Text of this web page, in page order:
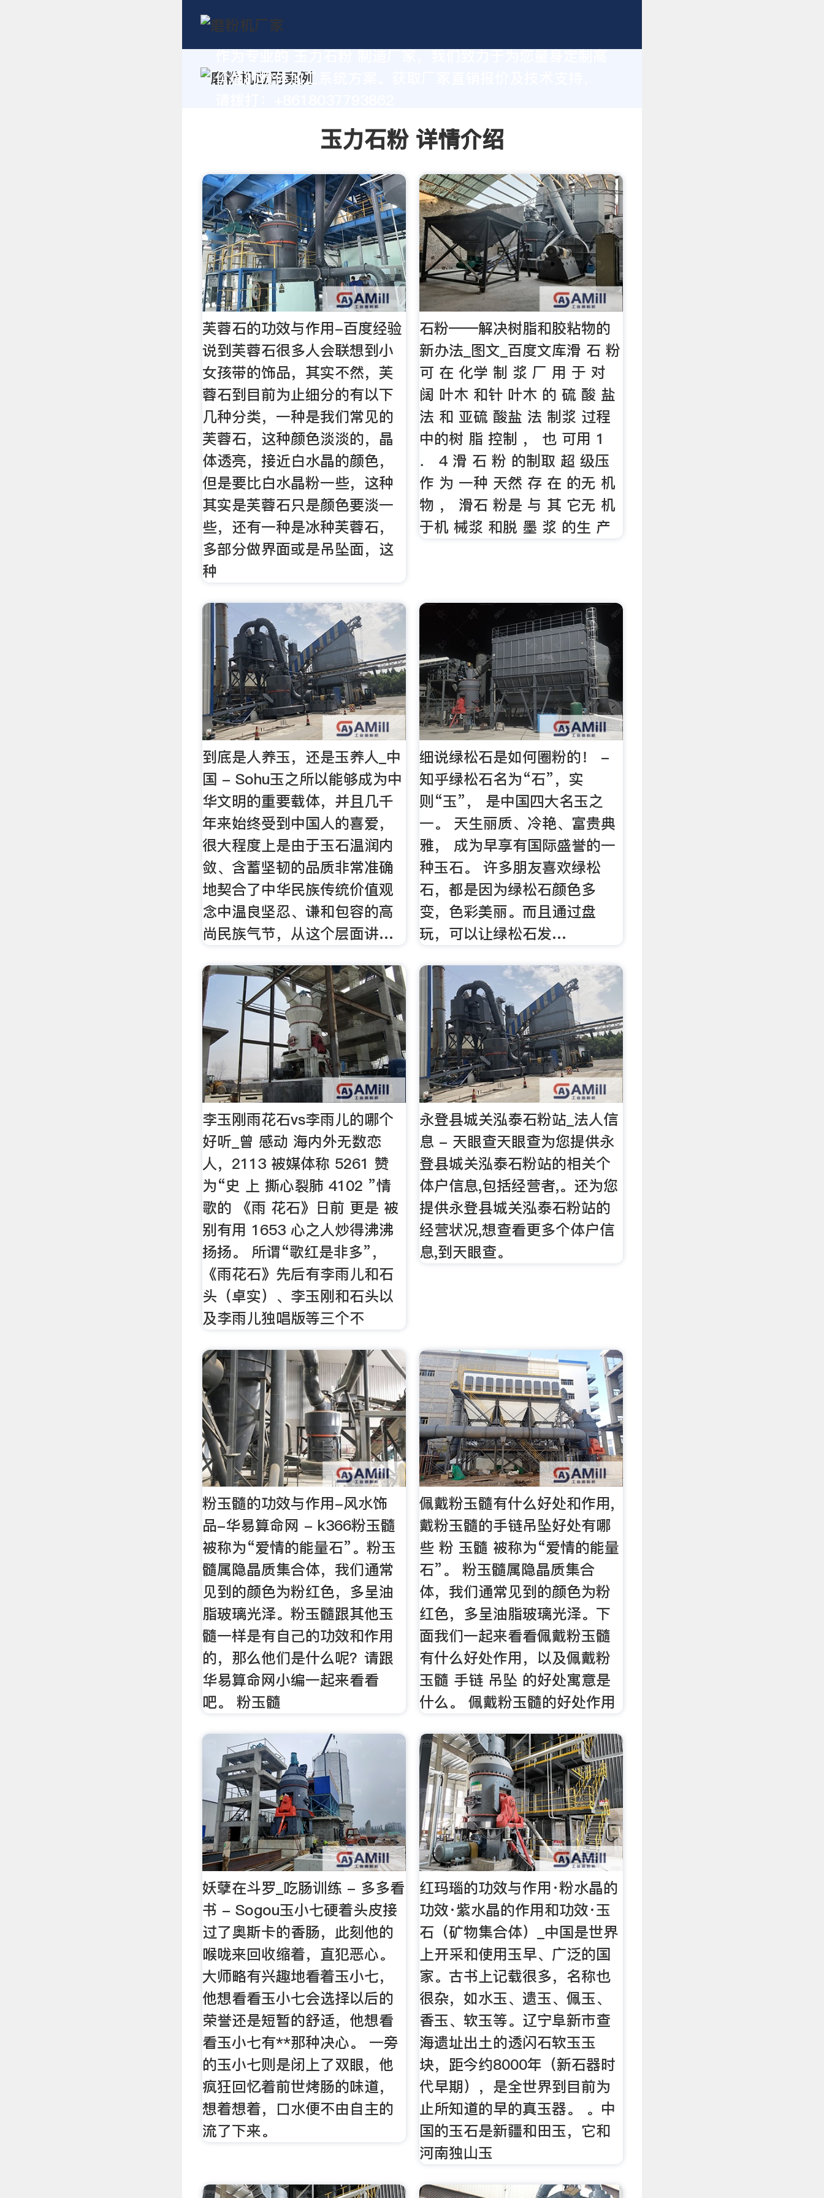
价值的粉体加工系统方案。获取厂家直销报价及技术支持，
玉力石粉 详情介绍
芙蓉石的功效与作用-百度经验
说到芙蓉石很多人会联想到小
女孩带的饰品，其实不然，芙
蓉石到目前为止细分的有以下
几种分类，一种是我们常见的
芙蓉石，这种颜色淡淡的，晶
体透亮，接近白水晶的颜色，
但是要比白水晶粉一些，这种
其实是芙蓉石只是颜色要淡一
些，还有一种是冰种芙蓉石，
多部分做界面或是吊坠面，这
种
石粉——解决树脂和胶粘物的
新办法_图文_百度文库滑 石 粉
可 在 化学 制 浆 厂 用 于 对
阔 叶木 和针 叶木 的 硫 酸 盐
法 和 亚硫 酸盐 法 制浆 过程
中的树 脂 控制 ， 也 可用 1
． 4 滑 石 粉 的制取 超 级压
作 为 一种 天然 存 在 的无 机
物 ， 滑石 粉是 与 其 它无 机
于机 械浆 和脱 墨 浆 的生 产
到底是人养玉，还是玉养人_中
国 - Sohu玉之所以能够成为中
华文明的重要载体，并且几千
年来始终受到中国人的喜爱，
很大程度上是由于玉石温润内
敛、含蓄坚韧的品质非常准确
地契合了中华民族传统价值观
念中温良坚忍、谦和包容的高
尚民族气节，从这个层面讲…
细说绿松石是如何圈粉的！ -
知乎绿松石名为“石”，实
则“玉”， 是中国四大名玉之
一。 天生丽质、冷艳、富贵典
雅， 成为早享有国际盛誉的一
种玉石。 许多朋友喜欢绿松
石，都是因为绿松石颜色多
变，色彩美丽。而且通过盘
玩，可以让绿松石发…
李玉刚雨花石vs李雨儿的哪个
好听_曾 感动 海内外无数恋
人，2113 被媒体称 5261 赞
为“史 上 撕心裂肺 4102 ”情
歌的 《雨 花石》日前 更是 被
别有用 1653 心之人炒得沸沸
扬扬。 所谓“歌红是非多”，
《雨花石》先后有李雨儿和石
头（卓实）、李玉刚和石头以
及李雨儿独唱版等三个不
永登县城关泓泰石粉站_法人信
息 - 天眼查天眼查为您提供永
登县城关泓泰石粉站的相关个
体户信息,包括经营者,。还为您
提供永登县城关泓泰石粉站的
经营状况,想查看更多个体户信
息,到天眼查。
粉玉髓的功效与作用-风水饰
品-华易算命网 - k366粉玉髓
被称为“爱情的能量石”。粉玉
髓属隐晶质集合体，我们通常
见到的颜色为粉红色，多呈油
脂玻璃光泽。粉玉髓跟其他玉
髓一样是有自己的功效和作用
的，那么他们是什么呢？请跟
华易算命网小编一起来看看
吧。 粉玉髓
佩戴粉玉髓有什么好处和作用,
戴粉玉髓的手链吊坠好处有哪
些 粉 玉髓 被称为“爱情的能量
石”。 粉玉髓属隐晶质集合
体，我们通常见到的颜色为粉
红色，多呈油脂玻璃光泽。下
面我们一起来看看佩戴粉玉髓
有什么好处作用，以及佩戴粉
玉髓 手链 吊坠 的好处寓意是
什么。 佩戴粉玉髓的好处作用
妖孽在斗罗_吃肠训练 - 多多看
书 - Sogou玉小七硬着头皮接
过了奥斯卡的香肠，此刻他的
喉咙来回收缩着，直犯恶心。
大师略有兴趣地看着玉小七，
他想看看玉小七会选择以后的
荣誉还是短暂的舒适，他想看
看玉小七有**那种决心。 一旁
的玉小七则是闭上了双眼，他
疯狂回忆着前世烤肠的味道，
想着想着，口水便不由自主的
流了下来。
红玛瑙的功效与作用·粉水晶的
功效·紫水晶的作用和功效·玉
石（矿物集合体）_中国是世界
上开采和使用玉早、广泛的国
家。古书上记载很多，名称也
很杂，如水玉、遗玉、佩玉、
香玉、软玉等。辽宁阜新市查
海遗址出土的透闪石软玉玉
块，距今约8000年（新石器时
代早期），是全世界到目前为
止所知道的早的真玉器。 。中
国的玉石是新疆和田玉，它和
河南独山玉